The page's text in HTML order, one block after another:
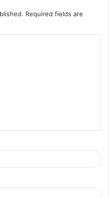
Required fields are